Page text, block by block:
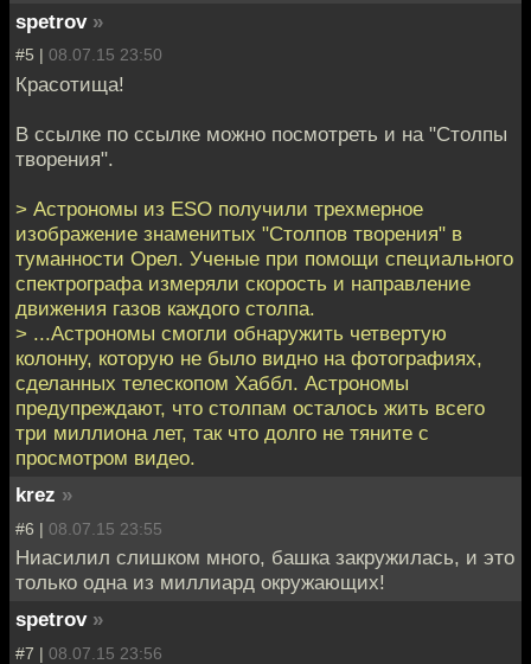
spetrov »
#5 | 08.07.15 23:50
Красотища!
В ссылке по ссылке можно посмотреть и на "Столпы
творения".
> Астрономы из ESO получили трехмерное
изображение знаменитых "Столпов творения" в
туманности Орел. Ученые при помощи специального
спектрографа измеряли скорость и направление
движения газов каждого столпа.
> ...Астрономы смогли обнаружить четвертую
колонну, которую не было видно на фотографиях,
сделанных телескопом Хаббл. Астрономы
предупреждают, что столпам осталось жить всего
три миллиона лет, так что долго не тяните с
просмотром видео.
krez »
#6 | 08.07.15 23:55
Ниасилил слишком много, башка закружилась, и это
только одна из миллиард окружающих!
spetrov »
#7 | 08.07.15 23:56